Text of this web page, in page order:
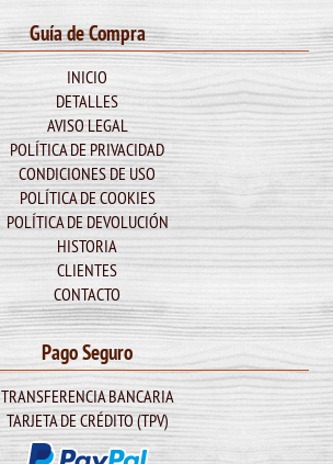
Guía de Compra
INICIO
DETALLES
AVISO LEGAL
POLÍTICA DE PRIVACIDAD
CONDICIONES DE USO
POLÍTICA DE COOKIES
POLÍTICA DE DEVOLUCIÓN
HISTORIA
CLIENTES
CONTACTO
Pago Seguro
TRANSFERENCIA BANCARIA
TARJETA DE CRÉDITO (TPV)